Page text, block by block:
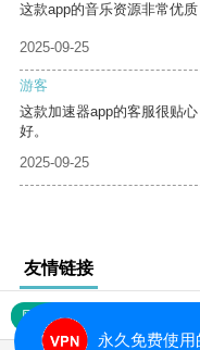
这款app的音乐资源非常优
2025-09-25
游客
这款加速器app的客服很贴
好。
2025-09-25
友情链接
网站地图
永久免费使用